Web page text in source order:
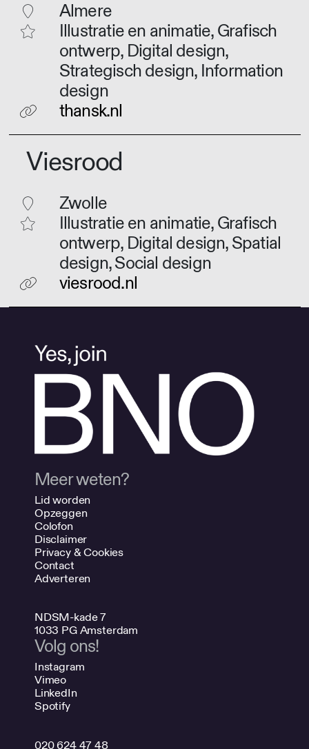
Almere
Illustratie en animatie, Grafisch
ontwerp, Digital design,
Strategisch design, Information
design
thansk.nl
Viesrood
Zwolle
Illustratie en animatie, Grafisch
ontwerp, Digital design, Spatial
design, Social design
viesrood.nl
Meer weten?
Lid worden
Opzeggen
Colofon
Disclaimer
Privacy & Cookies
Contact
Adverteren
NDSM-kade 7
1033 PG Amsterdam
Volg ons!
Instagram
Vimeo
LinkedIn
Spotify
020 624 47 48